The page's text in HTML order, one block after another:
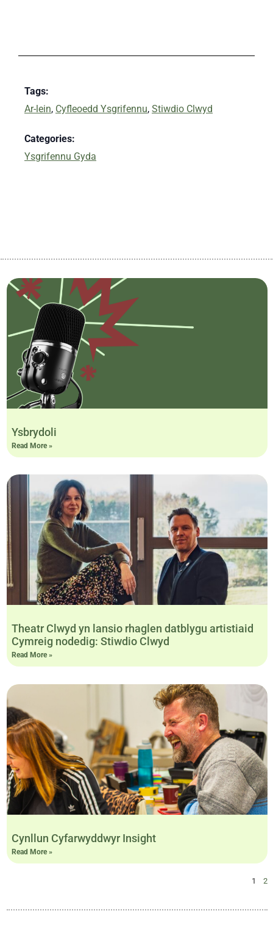
Tags:
Ar-lein, Cyfleoedd Ysgrifennu, Stiwdio Clwyd
Categories:
Ysgrifennu Gyda
Ysbrydoli
Read More »
Theatr Clwyd yn lansio rhaglen datblygu artistiaid
Cymreig nodedig: Stiwdio Clwyd
Read More »
Cynllun Cyfarwyddwyr Insight
Read More »
1 2